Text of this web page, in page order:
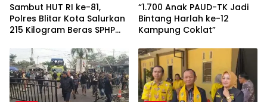
Sambut HUT RI ke-81,
Polres Blitar Kota Salurkan
215 Kilogram Beras SPHP
Murah
“1.700 Anak PAUD-TK Jadi
Bintang Harlah ke-12
Kampung Coklat”